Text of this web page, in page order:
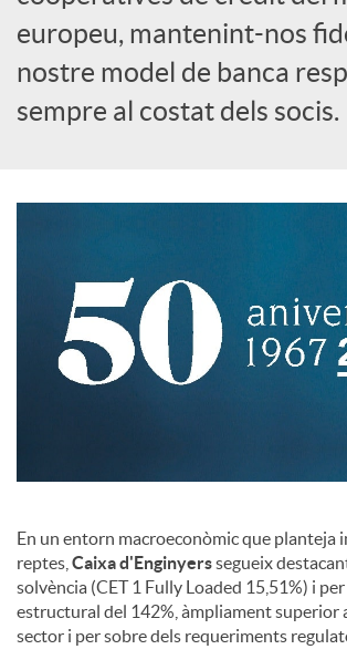
c
i
s
europeu, mantenint-nos
nostre model de banca
sempre al costat dels socis.
En un entorn macroeconòmic que planteja
reptes, Caixa d'Enginyerssegueix
solvència (CET 1 Fully Loaded 15,51%) i
estructural del 142%, àmpliament superior
sector i per sobre dels requeriments